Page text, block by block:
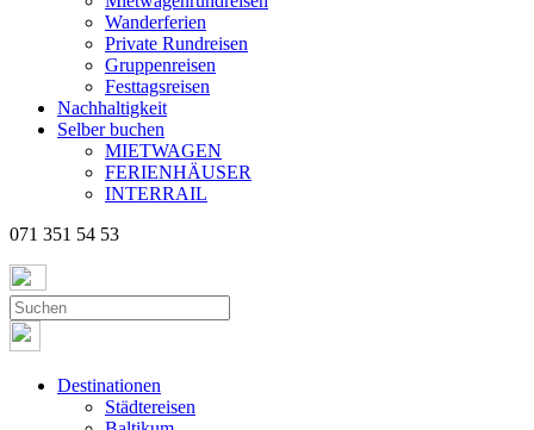
Wanderferien
Private Rundreisen
Gruppenreisen
Festtagsreisen
Nachhaltigkeit
Selber buchen
MIETWAGEN
FERIENHÄUSER
INTERRAIL
071 351 54 53
Destinationen
Städtereisen